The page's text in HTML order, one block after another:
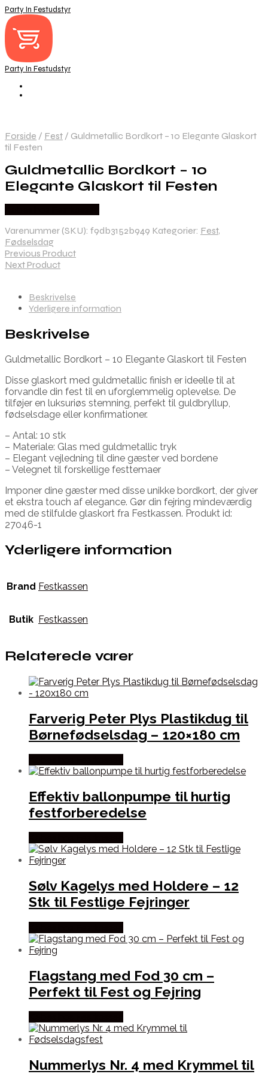
Party In Festudstyr
Party In Festudstyr
Forside / Fest / Guldmetallic Bordkort – 10 Elegante Glaskort
til Festen
Guldmetallic Bordkort – 10
Elegante Glaskort til Festen
Varenummer (SKU): f9db3152b949 Kategorier: Fest,
Fødselsdag
Previous Product
Next Product
Beskrivelse
Yderligere information
Beskrivelse
Guldmetallic Bordkort – 10 Elegante Glaskort til Festen
Disse glaskort med guldmetallic finish er ideelle til at
forvandle din fest til en uforglemmelig oplevelse. De
tilføjer en luksuriøs stemning, perfekt til guldbryllup,
fødselsdage eller konfirmationer.
– Antal: 10 stk
– Materiale: Glas med guldmetallic tryk
– Elegant vejledning til dine gæster ved bordene
– Velegnet til forskellige festtemaer
Imponer dine gæster med disse unikke bordkort, der giver
et ekstra touch af elegance. Gør din fejring mindeværdig
med de stilfulde glaskort fra Festkassen. Produkt id:
27046-1
Yderligere information
Brand Festkassen
Butik Festkassen
Relaterede varer
Farverig Peter Plys Plastikdug til
Børnefødselsdag – 120×180 cm
Effektiv ballonpumpe til hurtig
festforberedelse
Sølv Kagelys med Holdere – 12
Stk til Festlige Fejringer
Flagstang med Fod 30 cm –
Perfekt til Fest og Fejring
Nummerlys Nr. 4 med Krymmel til